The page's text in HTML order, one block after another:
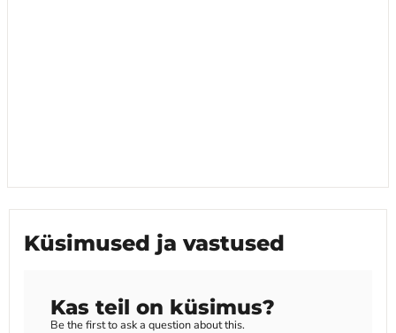
Küsimused ja vastused
Kas teil on küsimus?
Be the first to ask a question about this.